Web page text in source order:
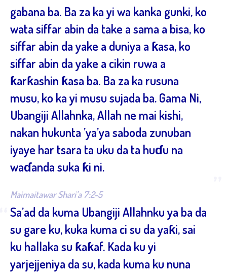
gabana ba. Ba za ka yi wa kanka gunki, ko
wata siffar abin da take a sama a bisa, ko
siffar abin da yake a duniya a ƙasa, ko
siffar abin da yake a cikin ruwa a
ƙarƙashin ƙasa ba. Ba za ka rusuna
musu, ko ka yi musu sujada ba. Gama Ni,
Ubangiji Allahnka, Allah ne mai kishi,
nakan hukunta ’ya’ya saboda zunuban
iyaye har tsara ta uku da ta huɗu na
waɗanda suka ƙi ni.
Maimaitawar Shari’a 7:2-5
Sa’ad da kuma Ubangiji Allahnku ya ba da
su gare ku, kuka kuma ci su da yaƙi, sai
ku hallaka su ƙaƙaf. Kada ku yi
yarjejjeniya da su, kada kuma ku nuna